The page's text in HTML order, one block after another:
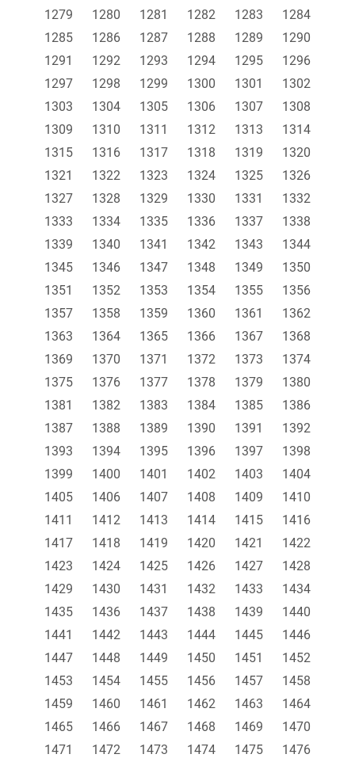
1279
1280 1281 1282 1283
1284
1285
1286 1287 1288 1289
1290
1291
1292 1293 1294 1295
1296
1297
1298 1299 1300 1301
1302
1303
1304 1305 1306 1307
1308
1309
1310 1311 1312 1313
1314
1315
1316 1317 1318 1319
1320
1321
1322 1323 1324 1325
1326
1327
1328 1329 1330 1331
1332
1333
1334 1335 1336 1337
1338
1339
1340 1341 1342 1343
1344
1345
1346 1347 1348 1349
1350
1351
1352 1353 1354 1355
1356
1357
1358 1359 1360 1361
1362
1363
1364 1365 1366 1367
1368
1369
1370 1371 1372 1373
1374
1375
1376 1377 1378 1379
1380
1381
1382 1383 1384 1385
1386
1387
1388 1389 1390 1391
1392
1393
1394 1395 1396 1397
1398
1399
1400 1401 1402 1403
1404
1405
1406 1407 1408 1409
1410
1411
1412 1413 1414 1415
1416
1417
1418 1419 1420 1421
1422
1423
1424 1425 1426 1427
1428
1429
1430 1431 1432 1433
1434
1435
1436 1437 1438 1439
1440
1441
1442 1443 1444 1445
1446
1447
1448 1449 1450 1451
1452
1453
1454 1455 1456 1457
1458
1459
1460 1461 1462 1463
1464
1465
1466 1467 1468 1469
1470
1471
1472 1473 1474 1475
1476